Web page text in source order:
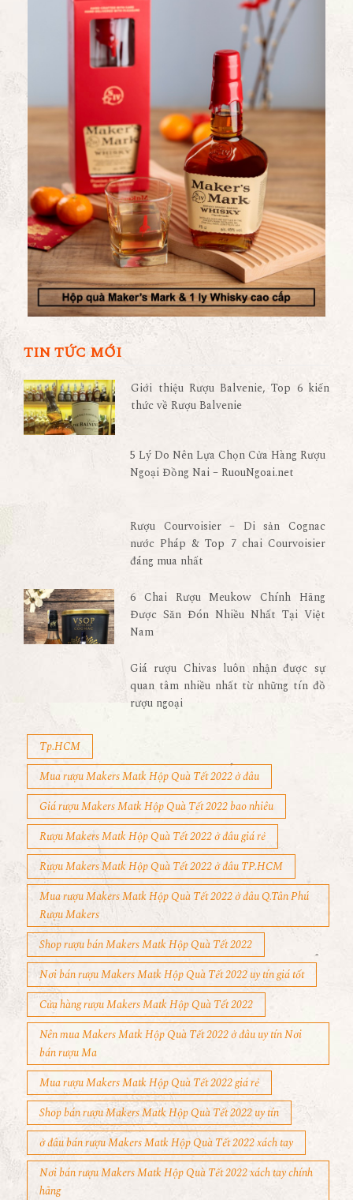
TIN TỨC MỚI
Giới thiệu Rượu Balvenie, Top 6 kiến
thức về Rượu Balvenie
5 Lý Do Nên Lựa Chọn Cửa Hàng Rượu
Ngoại Đồng Nai – RuouNgoai.net
Rượu Courvoisier – Di sản Cognac
nước Pháp & Top 7 chai Courvoisier
đáng mua nhất
6 Chai Rượu Meukow Chính Hãng
Được Săn Đón Nhiều Nhất Tại Việt
Nam
Giá rượu Chivas luôn nhận được sự
quan tâm nhiều nhất từ những tín đồ
rượu ngoại
Tp.HCM
Mua rượu Makers Matk Hộp Quà Tết 2022 ở đâu
Giá rượu Makers Matk Hộp Quà Tết 2022 bao nhiêu
Rượu Makers Matk Hộp Quà Tết 2022 ở đâu giá rẻ
Rượu Makers Matk Hộp Quà Tết 2022 ở đâu TP.HCM
Mua rượu Makers Matk Hộp Quà Tết 2022 ở đâu Q.Tân Phú
Rượu Makers
Shop rượu bán Makers Matk Hộp Quà Tết 2022
Nơi bán rượu Makers Matk Hộp Quà Tết 2022 uy tín giá tốt
Cửa hàng rượu Makers Matk Hộp Quà Tết 2022
Nên mua Makers Matk Hộp Quà Tết 2022 ở đâu uy tín Nơi
bán rượu Ma
Mua rượu Makers Matk Hộp Quà Tết 2022 giá rẻ
Shop bán rượu Makers Matk Hộp Quà Tết 2022 uy tín
ở đâu bán rượu Makers Matk Hộp Quà Tết 2022 xách tay
Nơi bán rượu Makers Matk Hộp Quà Tết 2022 xách tay chính
hãng